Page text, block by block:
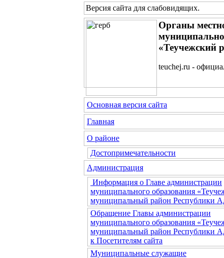
Версия сайта для слабовидящих.
Органы
«Теучежский
teuchej.ru -
Основная версия сайта
Главная
О районе
Достопримечательности
Администрация
Информация о Главе администрации
муниципального образования
муниципальный район Республики
Обращение Главы администрации
муниципального образования
муниципальный район Республики
к Посетителям сайта
Муниципальные служащие